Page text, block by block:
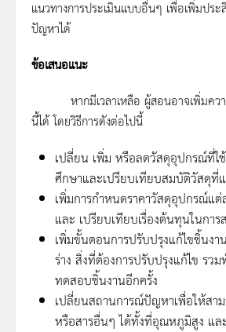
แนวทางการประเมินแบบอื่นๆ เพื่อเพิ่มปร
ปัญหาได้
ข้อเสนอแนะ
หากมีเวลาเหลือ ผู้สอนอาจเพิ่มควา
นี้ได้ โดยวิธีการดังต่อไปนี้
เปลี่ยน เพิ่ม หรือลดวัสดุอุปกรณ์ที่ใ
ศึกษาและเปรียบเทียบสมบัติวัสดุที่
เพิ่มการกำหนดราคาวัสดุอุปกรณ์แ
และ เปรียบเทียบเรื่องต้นทุนในการ
เพิ่มขั้นตอนการปรับปรุงแก้ไขชิ้นงา
ร่าง สิ่งที่ต้องการปรับปรุงแก้ไข รว
ทดสอบชิ้นงานอีกครั้ง
เปลี่ยนสถานการณ์ปัญหาเพื่อให้สา
หรือสารอื่นๆ ได้ทั้งที่อุณหภูมิสูง แ